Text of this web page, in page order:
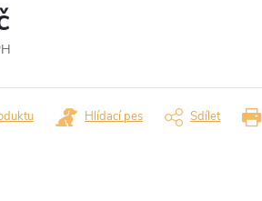
Hlídací pes Sdílet